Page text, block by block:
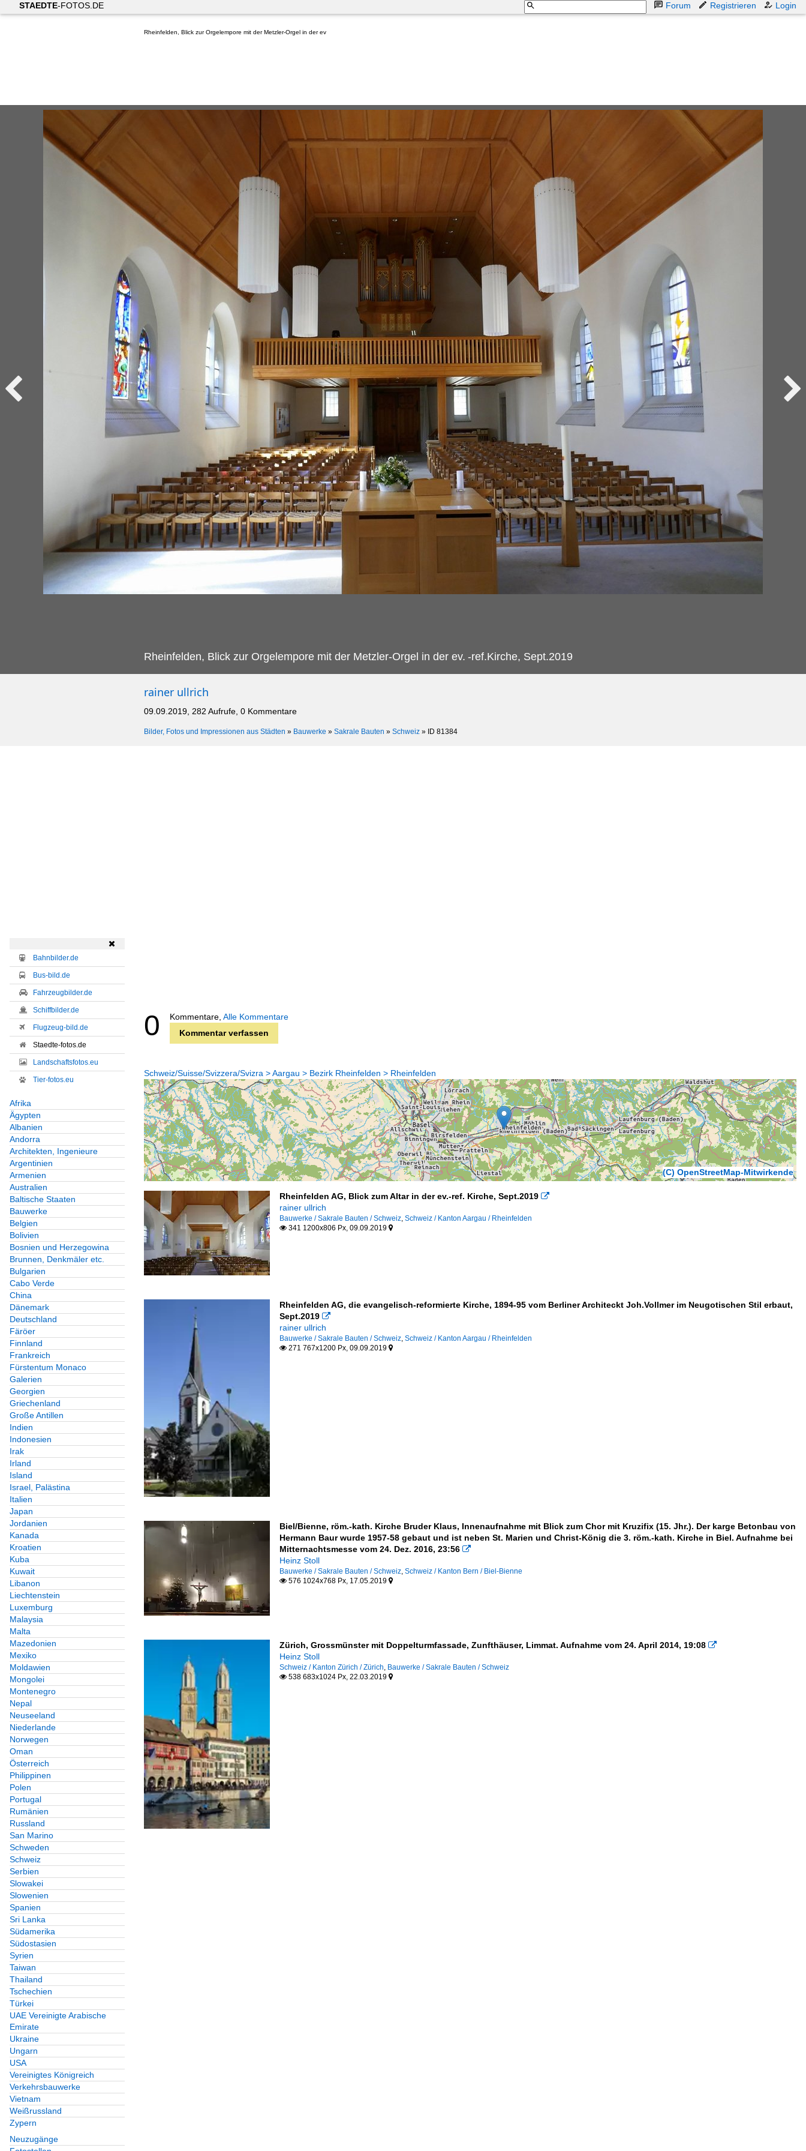
STAEDTE-FOTOS.DE Forum Registrieren Login
Rheinfelden, Blick zur Orgelempore mit der Metzler-Orgel in der ev
Rheinfelden, Blick zur Orgelempore mit der Metzler-Orgel in der ev. -ref.Kirche, Sept.2019
rainer ullrich
09.09.2019, 282 Aufrufe, 0 Kommentare
Bilder, Fotos und Impressionen aus Städten » Bauwerke » Sakrale Bauten » Schweiz » ID 81384

Bahnbilder.de
Bus-bild.de
Fahrzeugbilder.de
Schiffbilder.de
Flugzeug-bild.de
Staedte-fotos.de
Landschaftsfotos.eu
Tier-fotos.eu
Afrika
Ägypten
Albanien
Andorra
Architekten, Ingenieure
Argentinien
Armenien
Australien
Baltische Staaten
Bauwerke
Belgien
Bolivien
Bosnien und Herzegowina
Brunnen, Denkmäler etc.
Bulgarien
Cabo Verde
China
Dänemark
Deutschland
Färöer
Finnland
Frankreich
Fürstentum Monaco
Galerien
Georgien
Griechenland
Große Antillen
Indien
Indonesien
Irak
Irland
Island
Israel, Palästina
Italien
Japan
Jordanien
Kanada
Kroatien
Kuba
Kuwait
Libanon
Liechtenstein
Luxemburg
Malaysia
Malta
Mazedonien
Mexiko
Moldawien
Mongolei
Montenegro
Nepal
Neuseeland
Niederlande
Norwegen
Oman
Österreich
Philippinen
Polen
Portugal
Rumänien
Russland
San Marino
Schweden
Schweiz
Serbien
Slowakei
Slowenien
Spanien
Sri Lanka
Südamerika
Südostasien
Syrien
Taiwan
Thailand
Tschechien
Türkei
UAE Vereinigte Arabische
Emirate
Ukraine
Ungarn
USA
Vereinigtes Königreich
Verkehrsbauwerke
Vietnam
Weißrussland
Zypern
Neuzugänge
0 Kommentare, Alle Kommentare
Kommentar verfassen
Schweiz/Suisse/Svizzera/Svizra > Aargau > Bezirk Rheinfelden > Rheinfelden
(C) OpenStreetMap-Mitwirkende
Rheinfelden AG, Blick zum Altar in der ev.-ref. Kirche, Sept.2019 
rainer ullrich
Bauwerke / Sakrale Bauten / Schweiz, Schweiz / Kanton Aargau / Rheinfelden
341 1200x806 Px, 09.09.2019 
Rheinfelden AG, die evangelisch-reformierte Kirche, 1894-95 vom Berliner Architeckt Joh.Vollmer im Neugotischen Stil erbaut,
Sept.2019 
rainer ullrich
Bauwerke / Sakrale Bauten / Schweiz, Schweiz / Kanton Aargau / Rheinfelden
271 767x1200 Px, 09.09.2019 
Biel/Bienne, röm.-kath. Kirche Bruder Klaus, Innenaufnahme mit Blick zum Chor mit Kruzifix (15. Jhr.). Der karge Betonbau von
Hermann Baur wurde 1957-58 gebaut und ist neben St. Marien und Christ-König die 3. röm.-kath. Kirche in Biel. Aufnahme bei
Mitternachtsmesse vom 24. Dez. 2016, 23:56 
Heinz Stoll
Bauwerke / Sakrale Bauten / Schweiz, Schweiz / Kanton Bern / Biel-Bienne
576 1024x768 Px, 17.05.2019 
Zürich, Grossmünster mit Doppelturmfassade, Zunfthäuser, Limmat. Aufnahme vom 24. April 2014, 19:08 
Heinz Stoll
Schweiz / Kanton Zürich / Zürich, Bauwerke / Sakrale Bauten / Schweiz
538 683x1024 Px, 22.03.2019 